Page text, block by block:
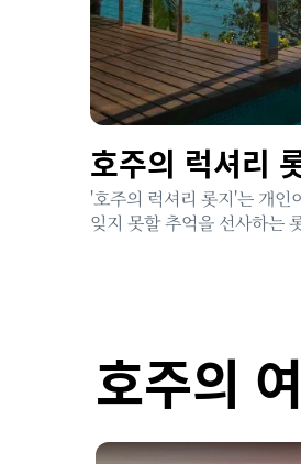
호주의 럭셔리
'호주의 럭셔리 롯지'는 개인
잊지 못할 추억을 선사하는
호주의